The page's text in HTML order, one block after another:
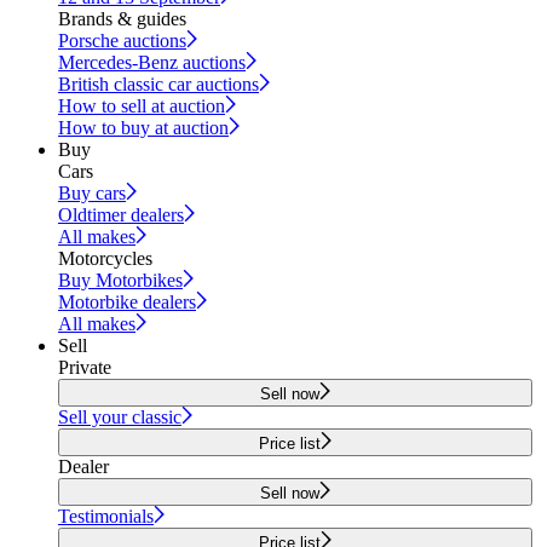
Brands & guides
Porsche auctions
Mercedes-Benz auctions
British classic car auctions
How to sell at auction
How to buy at auction
Buy
Cars
Buy cars
Oldtimer dealers
All makes
Motorcycles
Buy Motorbikes
Motorbike dealers
All makes
Sell
Private
Sell now
Sell your classic
Price list
Dealer
Sell now
Testimonials
Price list